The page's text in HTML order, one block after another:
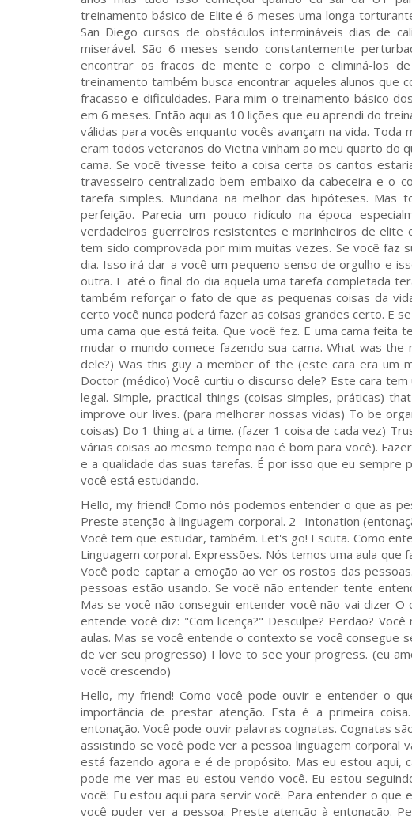
treinamento básico de Elite é 6 meses uma longa
San Diego cursos de obstáculos intermináveis dias de
miserável. São 6 meses sendo constantemente
encontrar os fracos de mente e corpo e eliminá-los
treinamento também busca encontrar aqueles alunos que
fracasso e dificuldades. Para mim o treinamento básico
em 6 meses. Então aqui as 10 lições que eu aprendi do
válidas para vocês enquanto vocês avançam na vida.
eram todos veteranos do Vietnã vinham ao meu quarto do
cama. Se você tivesse feito a coisa certa os cantos
travesseiro centralizado bem embaixo da cabeceira e o
tarefa simples. Mundana na melhor das hipóteses. Mas
perfeição. Parecia um pouco ridículo na época
verdadeiros guerreiros resistentes e marinheiros de elite
tem sido comprovada por mim muitas vezes. Se você faz
dia. Isso irá dar a você um pequeno senso de orgulho e
outra. E até o final do dia aquela uma tarefa completada
também reforçar o fato de que as pequenas coisas da
certo você nunca poderá fazer as coisas grandes certo. E
uma cama que está feita. Que você fez. E uma cama feita
mudar o mundo comece fazendo sua cama. What was
dele?) Was this guy a member of the (este cara era um
Doctor (médico) Você curtiu o discurso dele? Este cara
legal. Simple, practical things (coisas simples, práticas)
improve our lives. (para melhorar nossas vidas) To be
coisas) Do 1 thing at a time. (fazer 1 coisa de cada vez)
várias coisas ao mesmo tempo não é bom para você).
e a qualidade das suas tarefas. É por isso que eu
você está estudando.
Hello, my friend! Como nós podemos entender o que as
Preste atenção à linguagem corporal. 2- Intonation
Você tem que estudar, também. Let's go! Escuta. Como
Linguagem corporal. Expressões. Nós temos uma aula
Você pode captar a emoção ao ver os rostos das
pessoas estão usando. Se você não entender tente
Mas se você não conseguir entender você não vai dizer
entende você diz: "Com licença?" Desculpe? Perdão?
aulas. Mas se você entende o contexto se você consegue
de ver seu progresso) I love to see your progress. (eu
você crescendo)
Hello, my friend! Como você pode ouvir e entender o
importância de prestar atenção. Esta é a primeira
entonação. Você pode ouvir palavras cognatas. Cognatas
assistindo se você pode ver a pessoa linguagem corporal
está fazendo agora e é de propósito. Mas eu estou aqui,
pode me ver mas eu estou vendo você. Eu estou
você: Eu estou aqui para servir você. Para entender o
você puder ver a pessoa. Preste atenção à entonação.